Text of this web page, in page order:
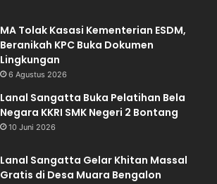
MA Tolak Kasasi Kementerian ESDM,
Beranikah KPC Buka Dokumen
Lingkungan
6 Agustus 2026
Lanal Sangatta Buka Pelatihan Bela
Negara KKRI SMK Negeri 2 Bontang
10 Juni 2026
Lanal Sangatta Gelar Khitan Massal
Gratis di Desa Muara Bengalon